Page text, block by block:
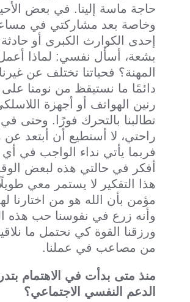
حاجة ماسة إلينا. في بعض
وخاصة بعد مشاركتي في
إحدى الكوارث الكبرى أو
بشعة، أسأل نفسي: لماذا
المهنة؟ فحياتنا تختلف عن
دائمًا ما نستيقظ من نومنا
رنين الهواتف أو أجهزة
تطالبنا بالتحرك فورًا. وحتى
راحتي، لا أستطيع أن أبتعد عن
فربما يأتي نداء الواجب في
أفكر في حالتي هذه لبعض
هذا التفكير لا يستمر معي
مؤمن بأن الله هو من اختارنا
وأنه زرع في نفوسنا حب هذه
ورزقنا القوة كي نحتمل ما
من مصاعب في عملنا.
منذ متى بدأت في الاهتمام
الدعم النفسي الاجتماعي؟